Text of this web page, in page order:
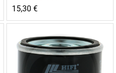
15,30 €